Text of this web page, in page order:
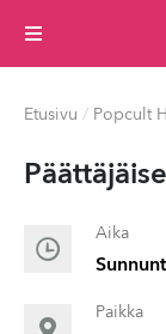
Valikko
Etusivu / Popcult
Aika
Paikka